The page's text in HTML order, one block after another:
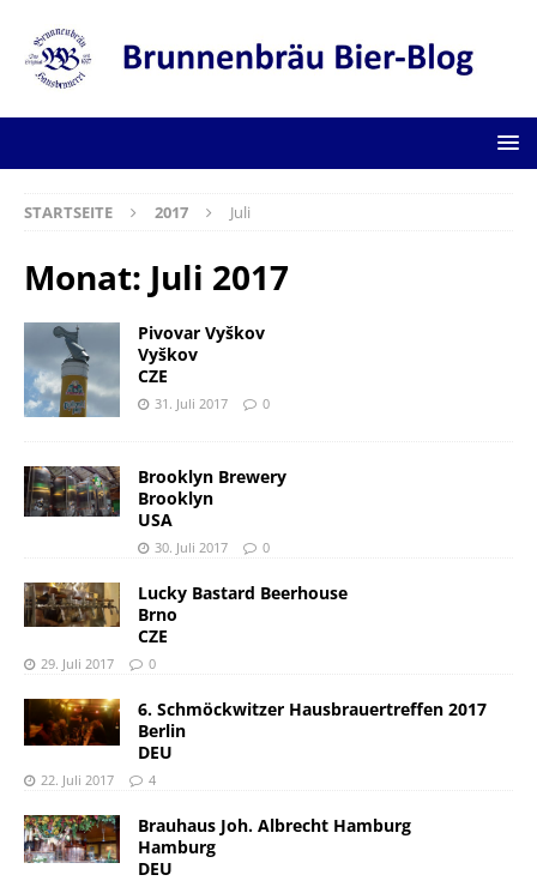
STARTSEITE 2017 Juli
Monat: Juli 2017
Pivovar Vyškov
Vyškov
CZE
31. Juli 2017 0
Brooklyn Brewery
Brooklyn
USA
30. Juli 2017 0
Lucky Bastard Beerhouse
Brno
CZE
29. Juli 2017 0
6. Schmöckwitzer Hausbrauertreffen 2017
Berlin
DEU
22. Juli 2017 4
Brauhaus Joh. Albrecht Hamburg
Hamburg
DEU